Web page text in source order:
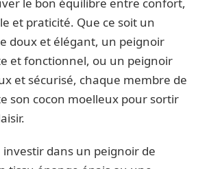
et praticité. Que ce soit un
doux et élégant, un peignoir
et fonctionnel, ou un peignoir
et sécurisé, chaque membre de
son cocon moelleux pour sortir
investir dans un peignoir de